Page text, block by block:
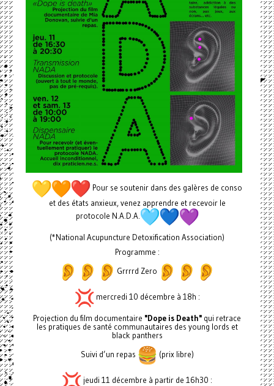
Pour se soutenir dans des galères de conso
et des états anxieux, venez apprendre et recevoir le
protocole N.A.D.A.
(*National Acupuncture Detoxification Association)
Programme :
Grrrrd Zero
mercredi 10 décembre à 18h :
Projection du film documentaire "Dope is Death" qui retrace
les pratiques de santé communautaires des young lords et
black panthers
Suivi d’un repas
(prix libre)
jeudi 11 décembre à partir de 16h30 :